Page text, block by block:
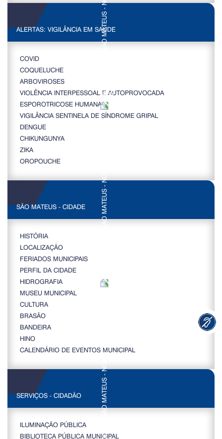
ALERTAS: VIGILÂNCIA EM SAÚDE
COVID
COQUELUCHE
ARBOVIROSES
VIOLÊNCIA INTERPESSOAL E AUTOPROVOCADA
ESPOROTRICOSE HUMANA
VIGILÂNCIA SENTINELA DE SÍNDROME GRIPAL
DENGUE
CHIKUNGUNYA
ZIKA
OROPOUCHE
SÃO MATEUS - CIDADE
HISTÓRIA
LOCALIZAÇÃO
FERIADOS MUNICIPAIS
PERFIL DA CIDADE
HIDROGRAFIA
MUSEU MUNICIPAL
CULTURA
BRASÃO
BANDEIRA
HINO
CALENDÁRIO DE EVENTOS MUNICIPAL
SERVIÇOS - CIDADÃO
ILUMINAÇÃO PÚBLICA
BIBLIOTECA PÚBLICA MUNICIPAL